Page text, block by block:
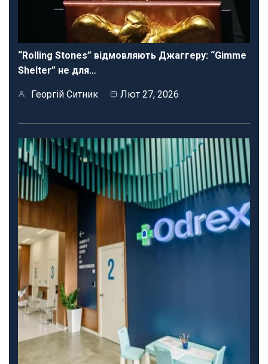
“Rolling Stones” відмовляють Джаггеру: “Gimme
Shelter” не для…
Георгій Ситник Лют 27, 2026